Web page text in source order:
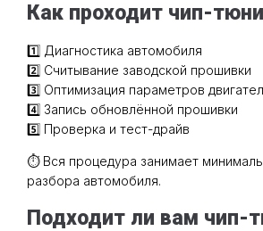
Как проходит чип-
1️⃣ Диагностика автомобиля
2️⃣ Считывание заводской прошивки
3️⃣ Оптимизация параметров
4️⃣ Запись обновлённой прошивки
5️⃣ Проверка и тест-драйв
⏱ Вся процедура занимает
разбора автомобиля.
Подходит ли вам чип-